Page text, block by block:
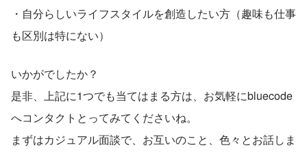
・自分らしいライフスタイルを創造したい方（趣味も仕事
も区別は特にない）
いかがでしたか？
是非、上記に1つでも当てはまる方は、お気軽にbluecode
へコンタクトとってみてくださいね。
まずはカジュアル面談で、お互いのこと、色々とお話しま